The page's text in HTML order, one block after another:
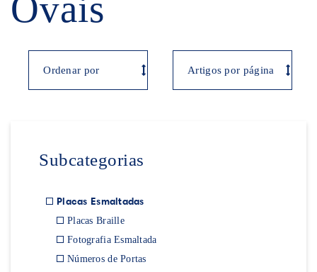
Ovais
Subcategorias
Placas Esmaltadas
Placas Braille
Fotografia Esmaltada
Números de Portas